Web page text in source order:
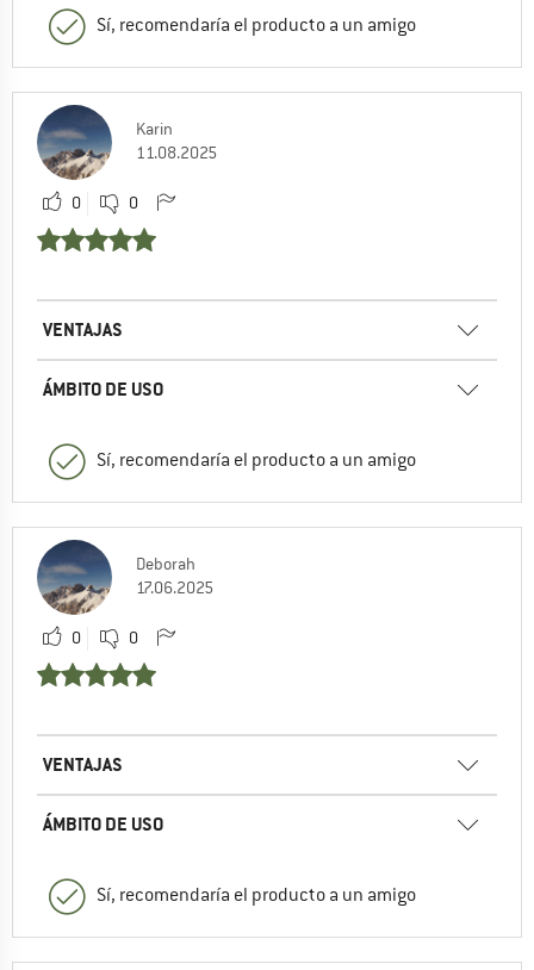
Sí, recomendaría el producto a un amigo
Karin
11.08.2025
0 0
VENTAJAS
ÁMBITO DE USO
Sí, recomendaría el producto a un amigo
Deborah
17.06.2025
0 0
VENTAJAS
ÁMBITO DE USO
Sí, recomendaría el producto a un amigo